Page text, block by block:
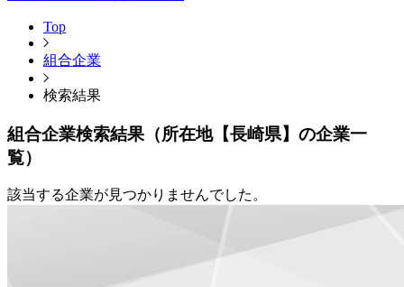
Top
組合企業
検索結果
組合企業検索結果（所在地【長崎県】の企業一
覧）
該当する企業が見つかりませんでした。